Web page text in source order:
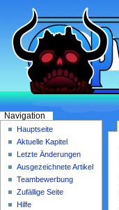
Navigation
Hauptseite
Aktuelle Kapitel
Letzte Änderungen
Ausgezeichnete Artikel
Teambewerbung
Zufällige Seite
Hilfe